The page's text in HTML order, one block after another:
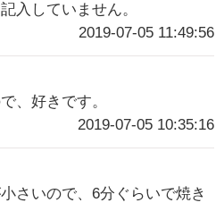
入していません。
2019-07-05 11:49:56
、好きです。
2019-07-05 10:35:16
さいので、6分ぐらいで焼き